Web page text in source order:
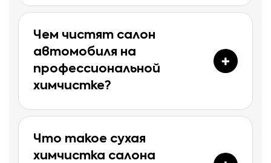
Чем чистят салон
автомобиля на
профессиональной
химчистке?
Что такое сухая
химчистка салона